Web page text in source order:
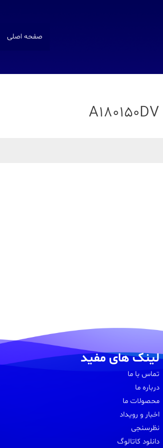
صفحه اصلی
لینک های مفید
تماس با ما
درباره ما
محصولات ما
اخبار و رویداد
نظرسنجی
دانلود کاتالوگ